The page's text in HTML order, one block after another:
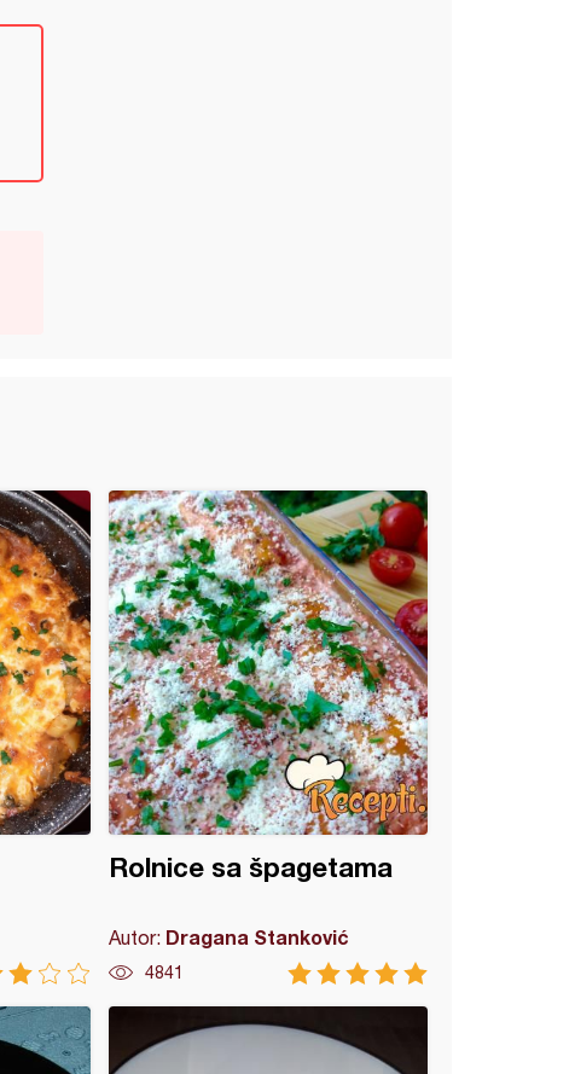
Rolnice sa špagetama
Autor: Dragana Stanković
4841